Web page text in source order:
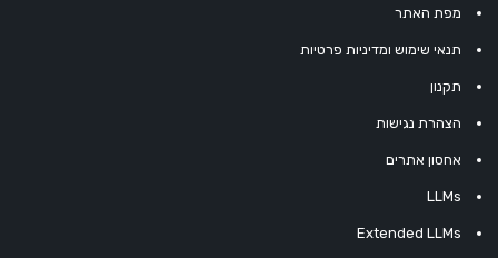
מפת האתר
תנאי שימוש ומדיניות פרטיות
תקנון
הצהרת נגישות
אחסון אתרים
LLMs
Extended LLMs